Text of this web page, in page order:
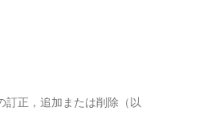
訂正，追加または削除（以